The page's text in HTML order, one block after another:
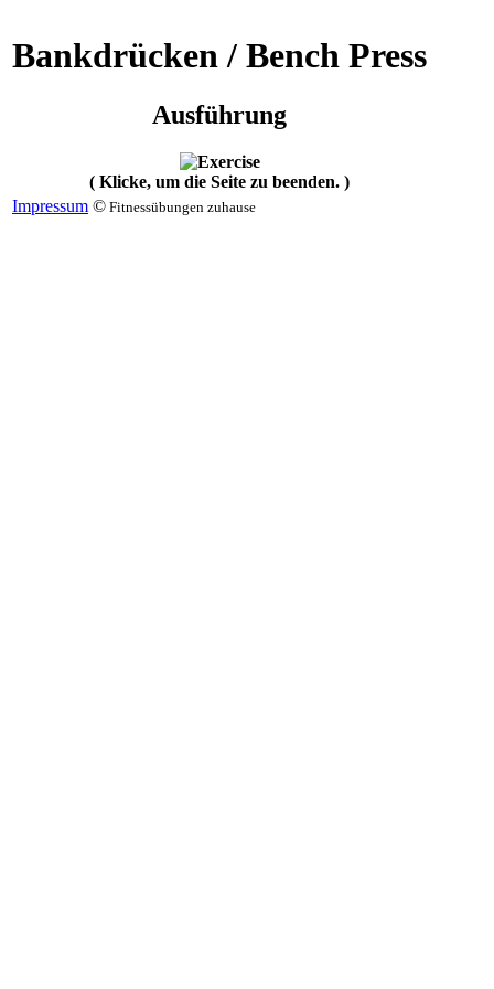
Bankdrücken / Bench Press
Ausführung
( Klicke, um die Seite zu beenden. )
Impressum © Fitnessübungen zuhause